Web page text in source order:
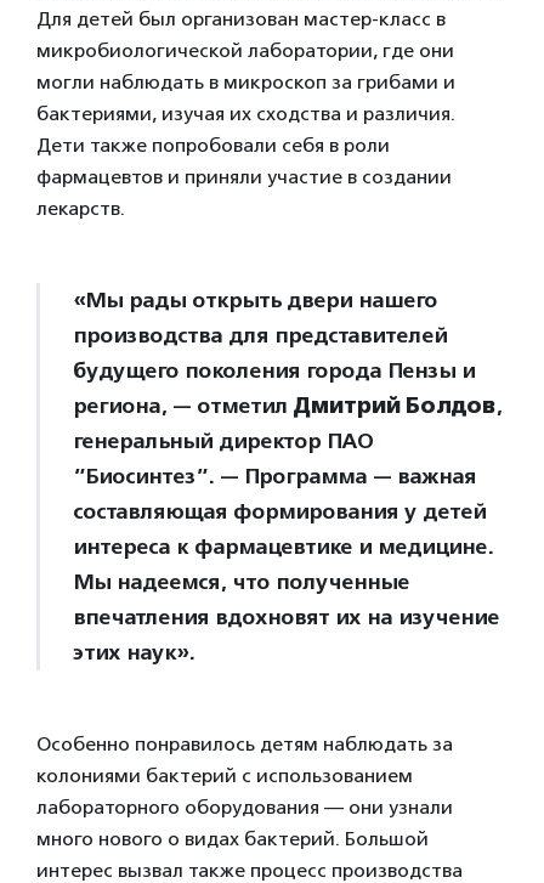
Для детей был организован мастер-класс в
микробиологической лаборатории, где они
могли наблюдать в микроскоп за грибами и
бактериями, изучая их сходства и различия.
Дети также попробовали себя в роли
фармацевтов и приняли участие в создании
лекарств.
«Мы рады открыть двери нашего
производства для представителей
будущего поколения города Пензы и
региона, — отметил Дмитрий Болдов,
генеральный директор ПАО
”Биосинтез”. — Программа — важная
составляющая формирования у детей
интереса к фармацевтике и медицине.
Мы надеемся, что полученные
впечатления вдохновят их на изучение
этих наук».
Особенно понравилось детям наблюдать за
колониями бактерий с использованием
лабораторного оборудования — они узнали
много нового о видах бактерий. Большой
интерес вызвал также процесс производства